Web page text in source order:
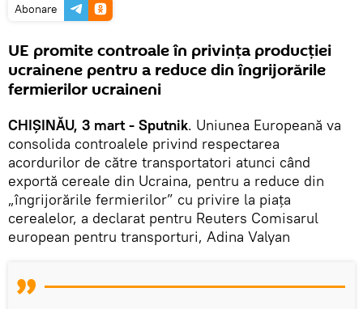
Abonare
UE promite controale în privința producției
ucrainene pentru a reduce din îngrijorările
fermierilor ucraineni
CHIȘINĂU, 3 mart - Sputnik. Uniunea Europeană va
consolida controalele privind respectarea
acordurilor de către transportatori atunci când
exportă cereale din Ucraina, pentru a reduce din
„îngrijorările fermierilor” cu privire la piața
cerealelor, a declarat pentru Reuters Comisarul
european pentru transporturi, Adina Valyan